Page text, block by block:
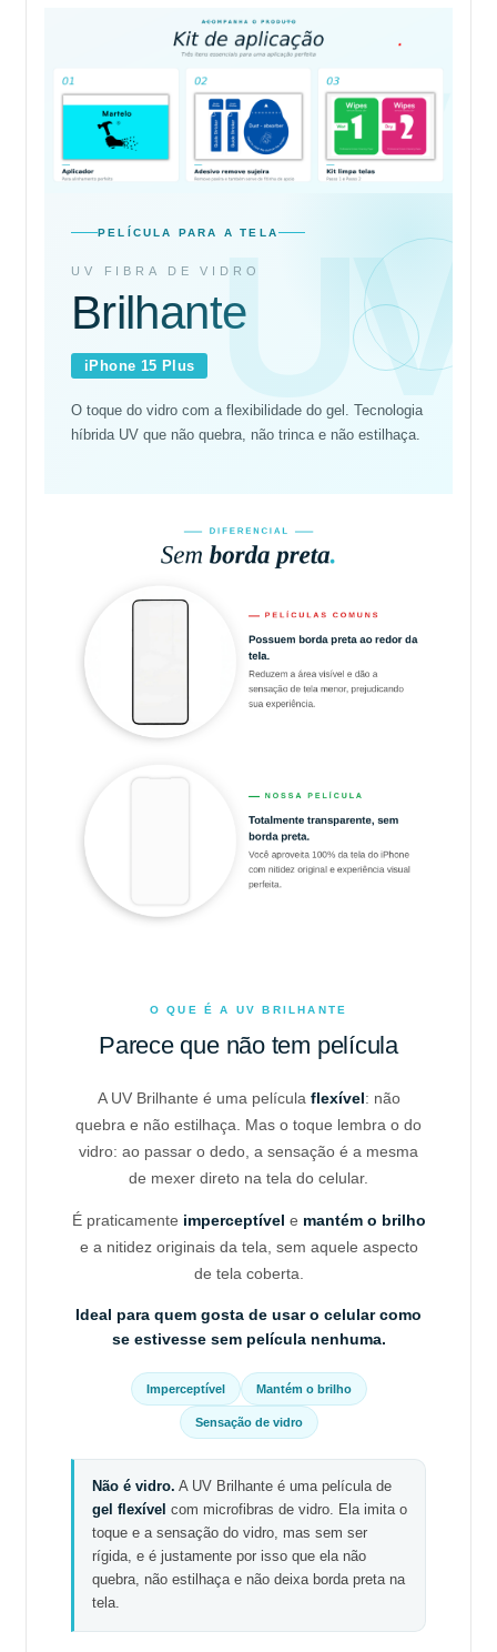
UV
PELÍCULA PARA A TELA
UV FIBRA DE VIDRO
Brilhante
iPhone 15 Plus
O toque do vidro com a flexibilidade do gel. Tecnologia
híbrida UV que não quebra, não trinca e não estilhaça.
O QUE É A UV BRILHANTE
Parece que não tem película
A UV Brilhante é uma película flexível : não
quebra e não estilhaça. Mas o toque lembra o do
vidro: ao passar o dedo, a sensação é a mesma
de mexer direto na tela do celular.
É praticamente imperceptível e mantém o brilho
e a nitidez originais da tela, sem aquele aspecto
de tela coberta.
Ideal para quem gosta de usar o celular como
se estivesse sem película nenhuma.
Imperceptível Mantém o brilho
Sensação de vidro
Não é vidro. A UV Brilhante é uma película de
gel flexível com microfibras de vidro. Ela imita o
toque e a sensação do vidro, mas sem ser
rígida, e é justamente por isso que ela não
quebra, não estilhaça e não deixa borda preta na
tela.